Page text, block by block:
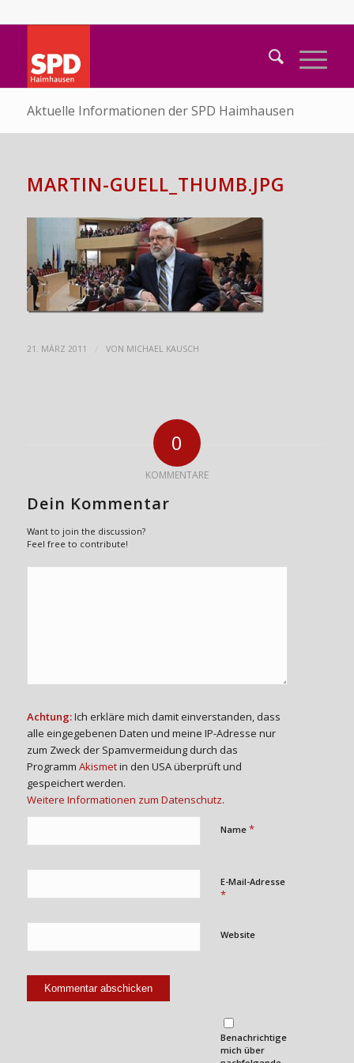
Aktuelle Informationen der SPD Haimhausen
MARTIN-GUELL_THUMB.JPG
21. MÄRZ 2011 VON MICHAEL KAUSCH
0
KOMMENTARE
Dein Kommentar
Want to join the discussion?
Feel free to contribute!
Achtung:Ich erkläre mich damit einverstanden, dass
alle eingegebenen Daten und meine IP-Adresse nur
zum Zweck der Spamvermeidung durch das
Programm Akismetin den USA überprüft und
gespeichert werden.
Weitere Informationen zum Datenschutz.
Name *
E-Mail-Adresse
*
Website
Benachrichtige
mich über